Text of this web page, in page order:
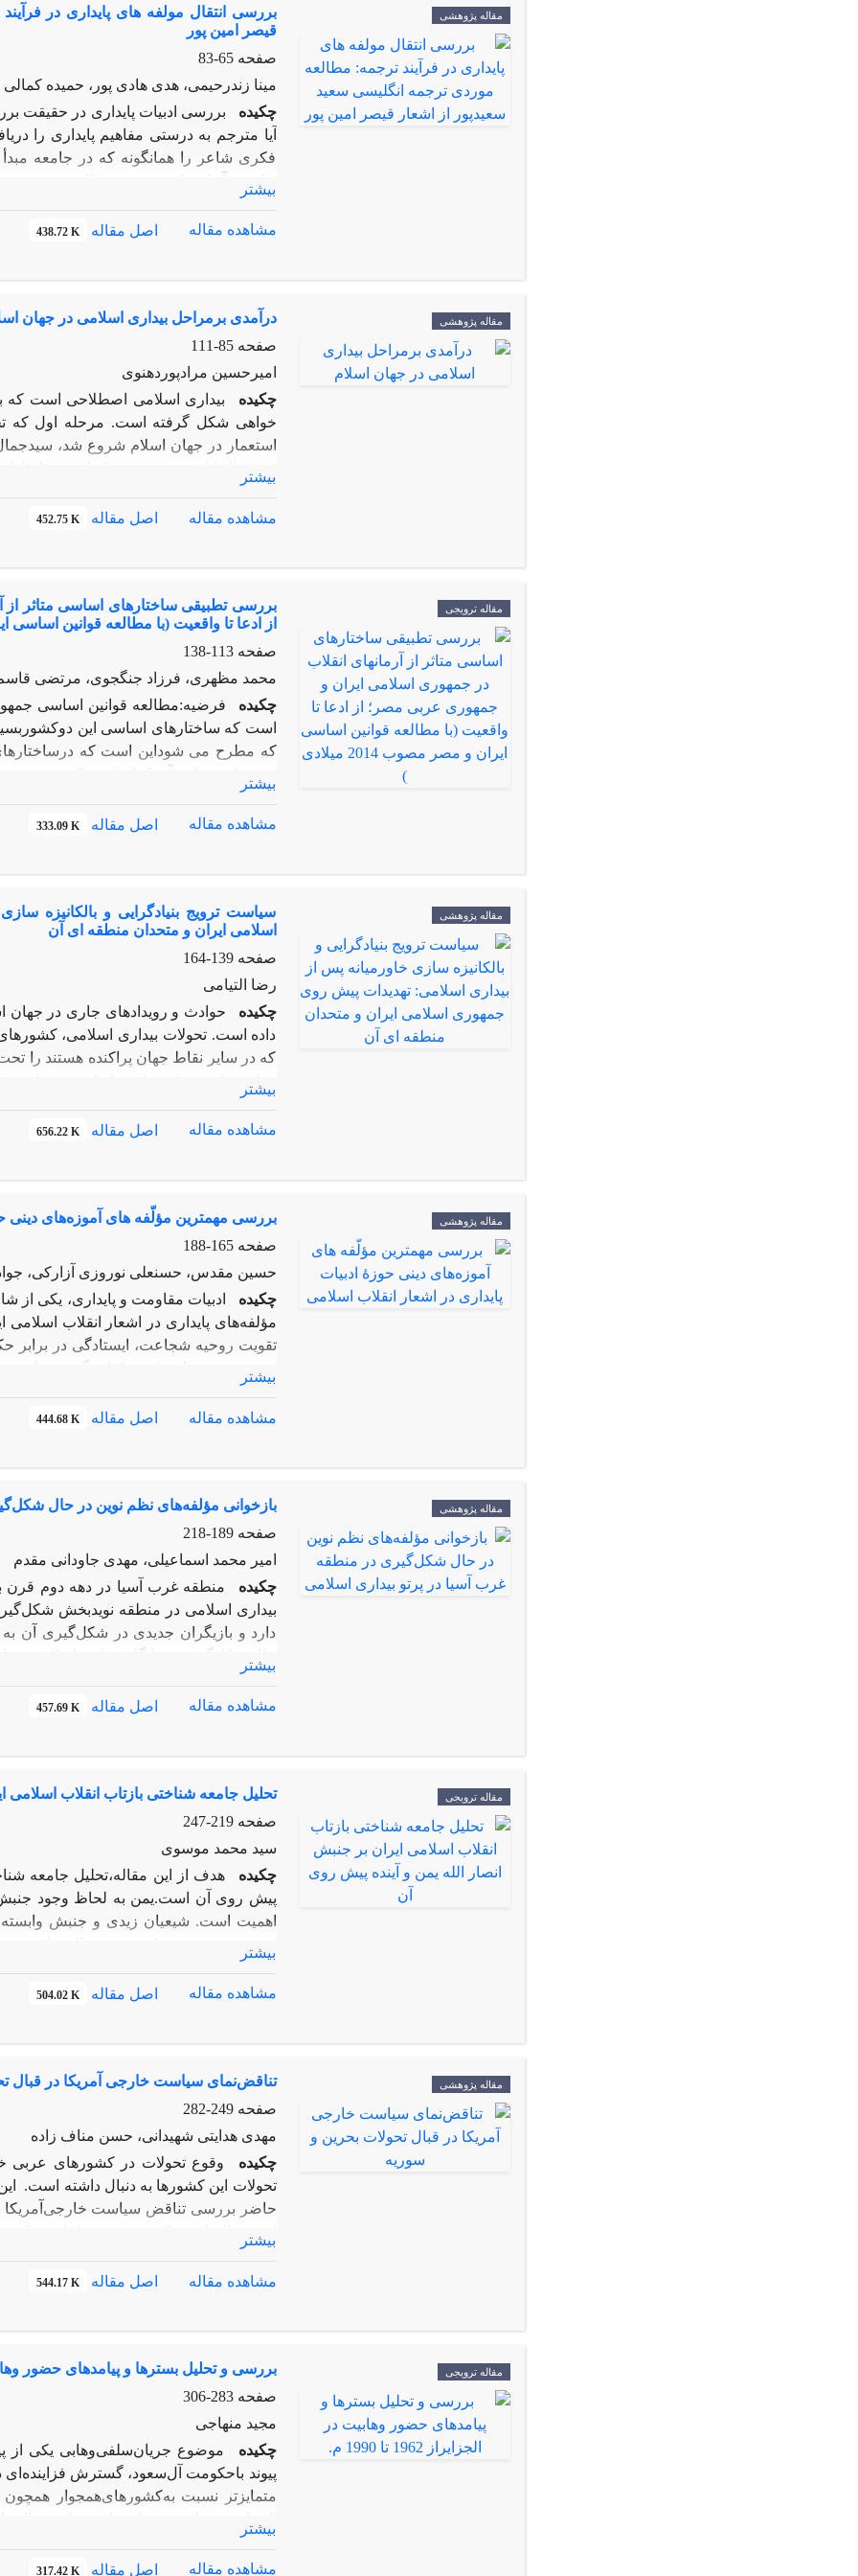
در ایجاد نوعی موازنه قدرت در منطقه
مقاله پژوهشی
بررسی انتقال مولفه های پایداری در
قیصر امین پور
صفحه65-83
مینا زندرحیمی، هدی هادی پور، حمیده
چکیده
بررسی ادبیات پایداری در حقیقت
آیا مترجم به درستی مفاهیم پایداری را
فکری شاعر را همانگونه که در جامعه
سعیدپوردر مدل ترجمه هاوس بوده است.
مترجم برای انتقال این مفاهیم عمیق بوده
توجه کند که مطالعه تاریخچه و آثار
جمله آنها است.
بیشتر
مشاهده مقاله اصل مقاله 438.72 K
مقاله پژوهشی
درآمدی برمراحل بیداری اسلامی در جهان
صفحه85-111
امیرحسین مرادپوردهنوی
چکیده
بیداری اسلامی اصطلاحی است که
خواهی شکل گرفته است. مرحله اول که
استعمار در جهان اسلام شروع شد، سیدجمال
شود با شکل گیری انقلاب اسلامی در ایران
مرحله سوم که شاهد افزایش مشارکت
راستای احقاق حقوق از دست رفته خود و
بیشتر
مشاهده مقاله اصل مقاله 452.75 K
مقاله ترویجی
بررسی تطبیقی ساختارهای اساسی متاثر
از ادعا تا واقعیت (با مطالعه قوانین اساسی ایران
صفحه113-138
محمد مظهری، فرزاد جنگجوی، مرتضی قاسم
چکیده
است که ساختارهای اساسی این
که مطرح می شوداین است که
اسلامی ایران وجمهوری عربی
شده است.نتیجه:درقانون اساسی
توجه می‌نماید.مواردی این چنین موجب
نهادهای سیاسی دو کشور ایجاد شود که
استنباط است.به نظرمیرسد،علت
میتواندریشه درشرایط، اوضاع واحوال
رومیتوان گفت، قانون اساسی مصر به طور
معنااست که،قانون اساسی ایران مطابق
منطقه خود داشته باشد.
بیشتر
مشاهده مقاله اصل مقاله 333.09 K
مقاله پژوهشی
سیاست ترویج بنیادگرایی و بالکانیزه
اسلامی ایران و متحدان منطقه ای آن
صفحه139-164
رضا التیامی
چکیده
حوادث و رویدادهای جاری در جهان
داده است. تحولات بیداری اسلامی،
که در سایر نقاط جهان پراکنده هستند را
سرزمینهای وسیع منطقه، ایجاد تفرقه
منازعه و اختلاف بود. یافته های پژوهش
دادن ایران،عراق و سوریه و بهانه جویی
دور نگه داشتن آنها از محور مقاومت و
بیشتر
مشاهده مقاله اصل مقاله 656.22 K
مقاله پژوهشی
بررسی مهمترین مؤلّفه های آموزه‌های دینی
صفحه165-188
حسین مقدس، حسنعلی نوروزی آزارکی، جواد
چکیده
ادبیات مقاومت و پایداری، یکی
مؤلفه‌های پایداری در اشعار انقلاب
تقویت روحیه شجاعت، ایستادگی در برابر
را احیاء نموده است. رمز پیروزی انقلاب
پایداری و مقاومت نقشی اساسی ایفا
بیشتر
مشاهده مقاله اصل مقاله 444.68 K
مقاله پژوهشی
بازخوانی مؤلفه‌های نظم نوین در حال
صفحه189-218
امیر محمد اسماعیلی، مهدی جاودانی مقدم
چکیده
منطقه غرب آسیا در دهه دوم قرن
بیداری اسلامی در منطقه نویدبخش
دارد و بازیگران جدیدی در شکل‌گیری آن
اصلی این پژوهش آن است که جایگاه و
چیست. یافته‌های این پژوهش که از تکنیک
نتوانسته‌اند نظم مطلوب خود را شکل دهند.
بیشتر
مشاهده مقاله اصل مقاله 457.69 K
مقاله ترویجی
تحلیل جامعه شناختی بازتاب انقلاب اسلامی
صفحه219-247
سید محمد موسوی
چکیده
هدف از این مقاله،تحلیل جامعه
پیش روی آن است.یمن به لحاظ وجود جنبش
اهمیت است. شیعیان زیدی و جنبش وابسته
شورای همکاری خلیج فارس و سازمان ملل و
مفهومی جنبشهای اسلامی بعنوان عامل
غرب و عربستان خواهیم پرداخت.
بیشتر
مشاهده مقاله اصل مقاله 504.02 K
مقاله پژوهشی
تناقض‌نمای سیاست خارجی آمریکا در قبال
صفحه249-282
مهدی هدایتی شهیدانی، حسن مناف زاده
چکیده
وقوع تحولات در کشورهای عربی
تحولات این کشورها به دنبال داشته است.
حاضر بررسی تناقض سیاست خارجی‌آمریکا
چیست؟ فرضیه مقاله حاکی از آن است
عملکر‌د نخبگان حاکم در دو کشور،
می‌شود. ایالات متحده‌ی آمریکا در
طولانی‌مدت با این کشور بر پایه‌ی اصل
نهاده است، در سوریه پیگیر سیاست
بیشتر
مشاهده مقاله اصل مقاله 544.17 K
مقاله ترویجی
بررسی و تحلیل بسترها و پیامدهای حضور وهابیت در
صفحه283-306
مجید منهاجی
چکیده
موضوع جریان‌سلفی‌وهابی یکی
پیوند باحکومت آل‌سعود، گسترش فزاینده‌ای
متمایزتر نسبت به‌کشورهای‌همجوار
روبروست.وهابیت درالجزایر
همجوار خود، ترویج و گسترش
بیشتر
مشاهده مقاله اصل مقاله 317.42 K